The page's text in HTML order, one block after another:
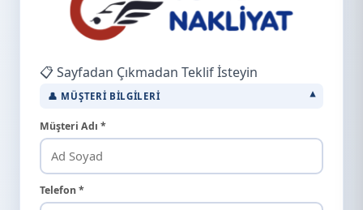
📋 Sayfadan Çıkmadan Teklif İsteyin
👤 MÜŞTERI BILGILERI
Müşteri Adı *
Telefon *